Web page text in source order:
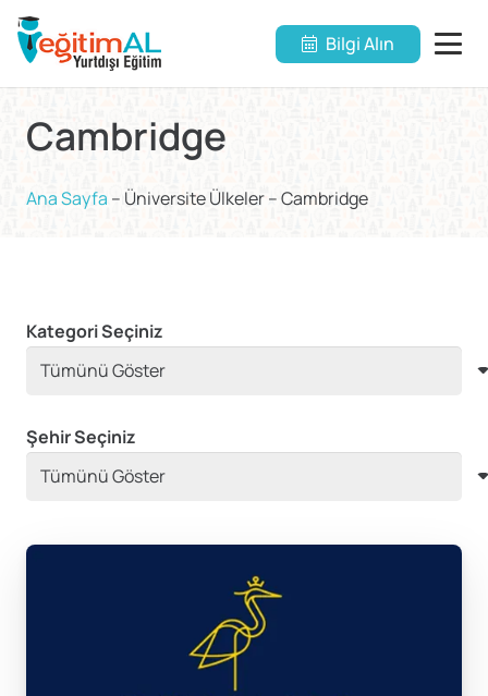
Bilgi Alın
Cambridge
Ana Sayfa – Üniversite Ülkeler–Cambridge
Kategori Seçiniz
Şehir Seçiniz